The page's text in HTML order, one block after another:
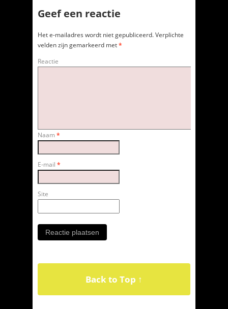
Geef een reactie
Het e-mailadres wordt niet gepubliceerd. Verplichte
velden zijn gemarkeerd met*
Reactie
Naam *
E-mail *
Site
Back to Top ↑